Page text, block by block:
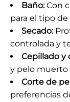
Baño:Con
para el tipo de
Secado:
controlada y
Cepillado y
y pelo muerto
Corte de
preferencias